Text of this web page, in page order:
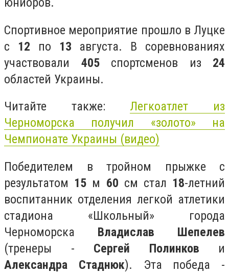
Спортивное мероприятие прошло в Луцке
с 12 по 13 августа. В соревнованиях
участвовали 405спортсменов из 24
областей Украины.
Читайте также: Легкоатлет из
Черноморска получил «золото» на
Чемпионате Украины (видео)
Победителем в тройном прыжке с
результатом 15 м 60 см стал 18-летний
воспитанник отделения легкой атлетики
стадиона «Школьный» города
Черноморска Владислав Шепелев
(тренеры - Сергей Полинков и
Александра Стаднюк). Эта победа -